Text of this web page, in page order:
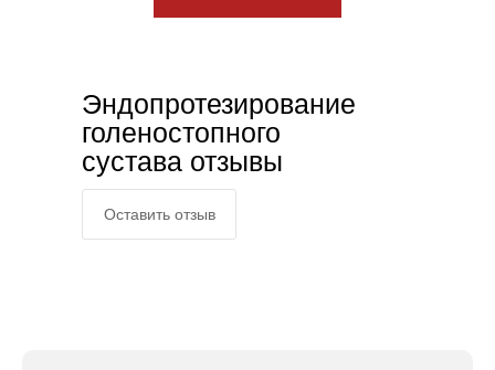
Эндопротезирование
голеностопного
сустава отзывы
Оставить отзыв